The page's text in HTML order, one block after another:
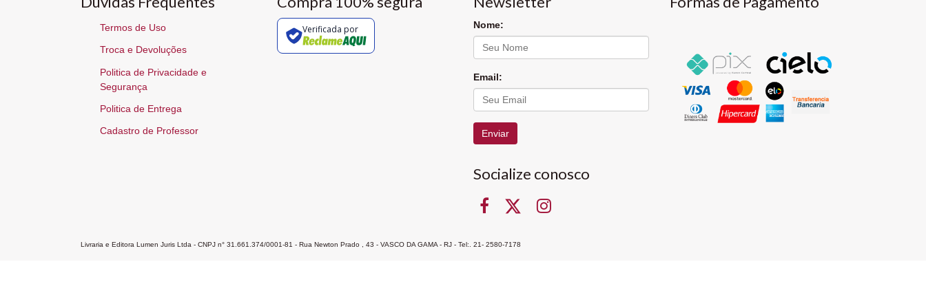
Termos de Uso
Troca e Devoluções
Politica de Privacidade e
Segurança
Politica de Entrega
Cadastro de Professor
Verificada por Nome:
Email:
Enviar
Socialize conosco
Livraria e Editora Lumen Juris Ltda - CNPJ n° 31.661.374/0001-81 - Rua Newton Prado , 43 - VASCO DA GAMA - RJ - Tel:. 21- 2580-7178